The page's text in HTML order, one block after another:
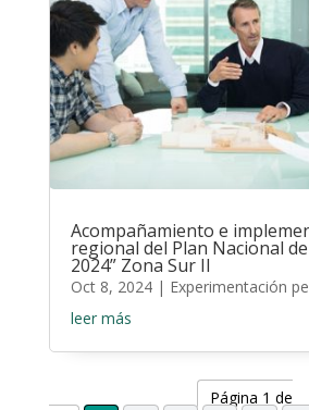
Acompañamiento e
regional del Plan Nacional
2024” Zona Sur II
Oct 8, 2024| Experimentación
leer más
Página 1 de